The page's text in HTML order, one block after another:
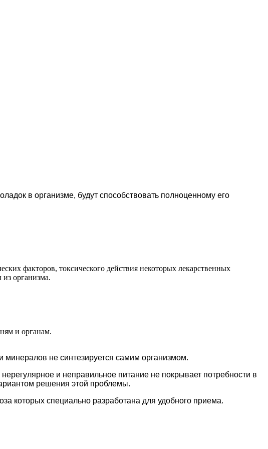
в организме, будут способствовать полноценному его
факторов, токсического действия некоторых лекарственных
организма.
и органам.
не синтезируется самим организмом.
и неправильное питание не покрывает потребности в
решения этой проблемы.
которых специально разработана для удобного приема.